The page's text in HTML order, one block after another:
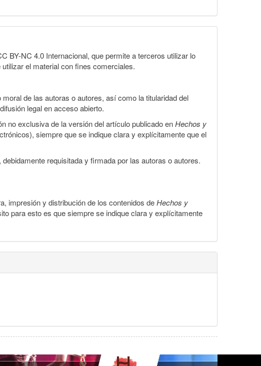
BY-NC 4.0 Internacional, que permite a terceros utilizar lo
el material con fines comerciales.
de las autoras o autores, así como la titularidad del
legal en acceso abierto.
no exclusiva de la versión del artículo publicado enHechos y
siempre que se indique clara y explícitamente que el
requisitada y firmada por las autoras o autores.
impresión y distribución de los contenidos deHechos y
para esto es que siempre se indique clara y explícitamente